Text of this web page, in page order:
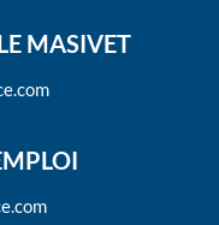
MASIVET